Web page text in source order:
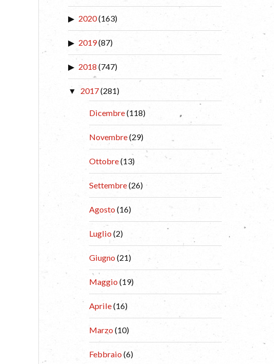
2020(163)
2019(87)
2018 (747)
2017(281)
Dicembre(118)
Novembre(29)
Ottobre(13)
Settembre(26)
Agosto(16)
Luglio(2)
Giugno(21)
Maggio(19)
Aprile(16)
Marzo (10)
Febbraio(6)